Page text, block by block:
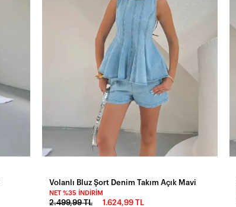
Volanlı Bluz Şort Denim Takım Açık Mavi
NET %35 İNDIRIM
2.499,99 TL 1.624,99 TL